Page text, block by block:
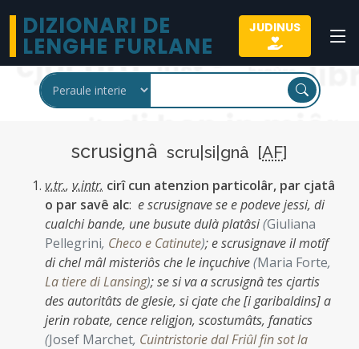
DIZIONARI DE
LENGHE FURLANE
JUDINUS
scrusignâ scru|si|gnâ [AF]
v.tr., v.intr. cirî cun atenzion particolâr, par cjatâ
o par savê alc: e scrusignave se e podeve jessi, di
cualchi bande, une busute dulà platâsi(Giuliana
Pellegrini, Checo e Catinute);e scrusignave il motîf
di chel mâl misteriôs che le inçuchive(Maria Forte,
La tiere di Lansing);se si va a scrusignâ tes cjartis
des autoritâts de glesie, si cjate che [i garibaldins] a
jerin robate, cence religjon, scostumâts, fanatics
(Josef Marchet, Cuintristorie dal Friûl fin sot la